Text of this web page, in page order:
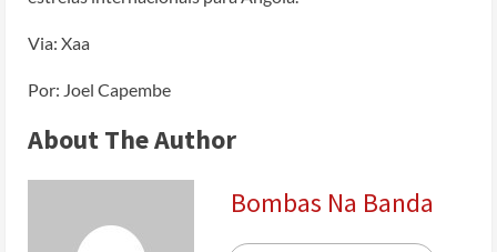
Via: Xaa
Por: Joel Capembe
About The Author
Bombas Na Banda